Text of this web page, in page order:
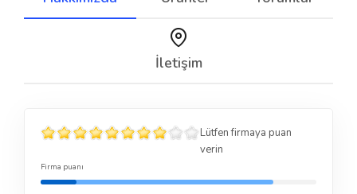
İletişim
Lütfen firmaya puan
verin
Firma puanı